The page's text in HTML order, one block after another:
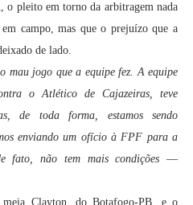
o pleito em torno da arbitragem nada
campo, mas que o prejuízo que a
de lado.
mau jogo que a equipe fez. A equipe
o Atlético de Cajazeiras, teve
de toda forma, estamos sendo
enviando um ofício à FPF para a
fato, não tem mais condições —
Clayton, do Botafogo-PB, e o